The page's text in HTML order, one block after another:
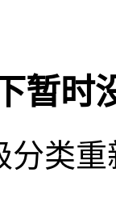
暂时
分类